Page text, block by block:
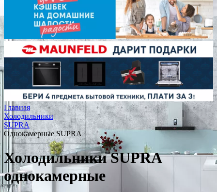
Главная
Холодильники
SUPRA
Однокамерные SUPRA
Холодильники SUPRA
однокамерные